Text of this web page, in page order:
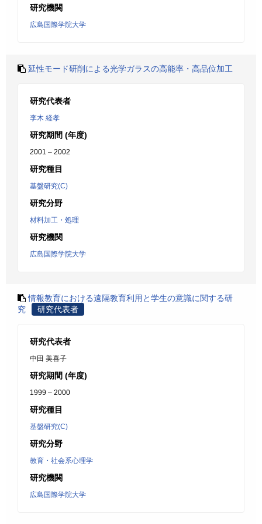
研究機関
広島国際学院大学
延性モード研削による光学ガラスの高能率・高品位加工
研究代表者
李木 経孝
研究期間 (年度)
2001 – 2002
研究種目
基盤研究(C)
研究分野
材料加工・処理
研究機関
広島国際学院大学
情報教育における遠隔教育利用と学生の意識に関する研
究
研究代表者
研究代表者
中田 美喜子
研究期間 (年度)
1999 – 2000
研究種目
基盤研究(C)
研究分野
教育・社会系心理学
研究機関
広島国際学院大学